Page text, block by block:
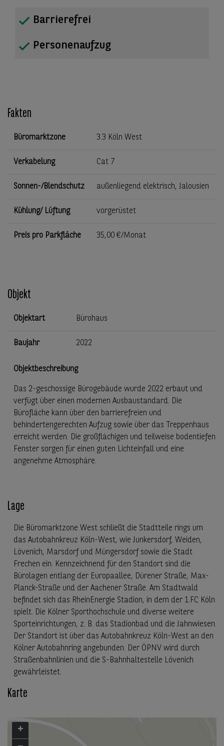
Barrierefrei
Personenaufzug
Fakten
Büromarktzone 3.3 Köln West
Verkabelung Cat 7
Sonnen-/Blendschutz außenliegend elektrisch, Jalousien
Kühlung/ Lüftung vorgerüstet
Preis pro Parkfläche 35,00 €/Monat
Objekt
Objektart Bürohaus
Baujahr 2022
Objektbeschreibung
Das 2-geschossige Bürogebäude wurde 2022 erbaut und
verfügt über einen modernen Ausbaustandard. Die
Bürofläche kann über den barrierefreien und
behindertengerechten Aufzug sowie über das Treppenhaus
erreicht werden. Die großflächigen und teilweise bodentiefen
Fenster sorgen für einen guten Lichteinfall und eine
angenehme Atmosphäre.
Lage
Die Büromarktzone West schließt die Stadtteile rings um
das Autobahnkreuz Köln-West, wie Junkersdorf, Weiden,
Lövenich, Marsdorf und Müngersdorf sowie die Stadt
Frechen ein. Kennzeichnend für den Standort sind die
Bürolagen entlang der Europaallee, Dürener Straße, Max-
Planck-Straße und der Aachener Straße. Am Stadtwald
befindet sich das RheinEnergie Stadion, in dem der 1.FC Köln
spielt. Die Kölner Sporthochschule und diverse weitere
Sporteinrichtungen, z. B. das Stadionbad und die Jahnwiesen.
Der Standort ist über das Autobahnkreuz Köln-West an den
Kölner Autobahnring angebunden. Der ÖPNV wird durch
Straßenbahnlinien und die S-Bahnhaltestelle Lövenich
gewährleistet.
Karte
+